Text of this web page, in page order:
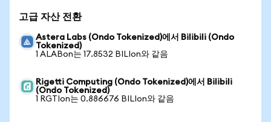
고급 자산 전환
Astera Labs (Ondo Tokenized)에서 Bilibili (Ondo
Tokenized)
1 ALABon는 17.8532 BILIon와 같음
Rigetti Computing (Ondo Tokenized)에서 Bilibili
(Ondo Tokenized)
1 RGTIon는 0.886676 BILIon와 같음